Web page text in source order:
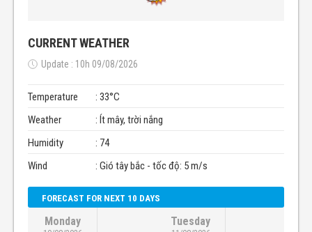
CURRENT WEATHER
Update : 10h 09/08/2026
Temperature
: 33°C
Weather
: Ít mây, trời nắng
Humidity
: 74
Wind
: Gió tây bắc - tốc độ: 5 m/s
FORECAST FOR NEXT 10 DAYS
Monday Tuesday